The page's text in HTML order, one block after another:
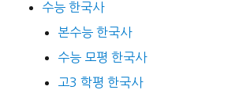
수능 한국사
본수능 한국사
수능 모평 한국사
고3 학평 한국사